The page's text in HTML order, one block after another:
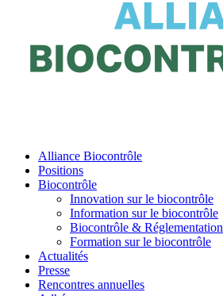
Alliance Biocontrôle
Positions
Biocontrôle
Innovation sur le biocontrôle
Information sur le biocontrôle
Biocontrôle & Réglementation
Formation sur le biocontrôle
Actualités
Presse
Rencontres annuelles